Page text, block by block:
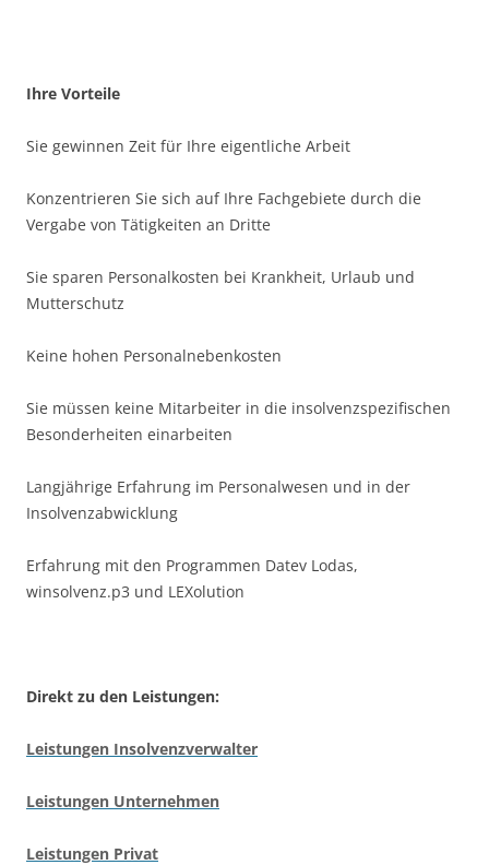
Ihre Vorteile
Sie gewinnen Zeit für Ihre eigentliche Arbeit
Konzentrieren Sie sich auf Ihre Fachgebiete durch die
Vergabe von Tätigkeiten an Dritte
Sie sparen Personalkosten bei Krankheit, Urlaub und
Mutterschutz
Keine hohen Personalnebenkosten
Sie müssen keine Mitarbeiter in die insolvenzspezifischen
Besonderheiten einarbeiten
Langjährige Erfahrung im Personalwesen und in der
Insolvenzabwicklung
Erfahrung mit den Programmen Datev Lodas,
winsolvenz.p3 und LEXolution
Direkt zu den Leistungen:
Leistungen Insolvenzverwalter
Leistungen Unternehmen
Leistungen Privat